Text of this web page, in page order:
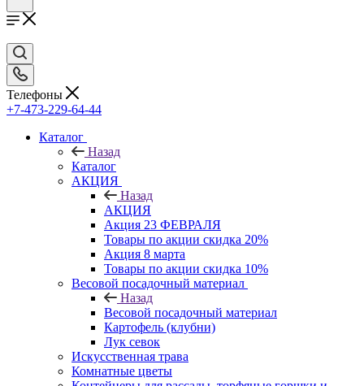
Телефоны
+7-473-229-64-44
Каталог
Назад
Каталог
АКЦИЯ
Назад
АКЦИЯ
Акция 23 ФЕВРАЛЯ
Товары по акции скидка 20%
Акция 8 марта
Товары по акции скидка 10%
Весовой посадочный материал
Назад
Весовой посадочный материал
Картофель (клубни)
Лук севок
Искусственная трава
Комнатные цветы